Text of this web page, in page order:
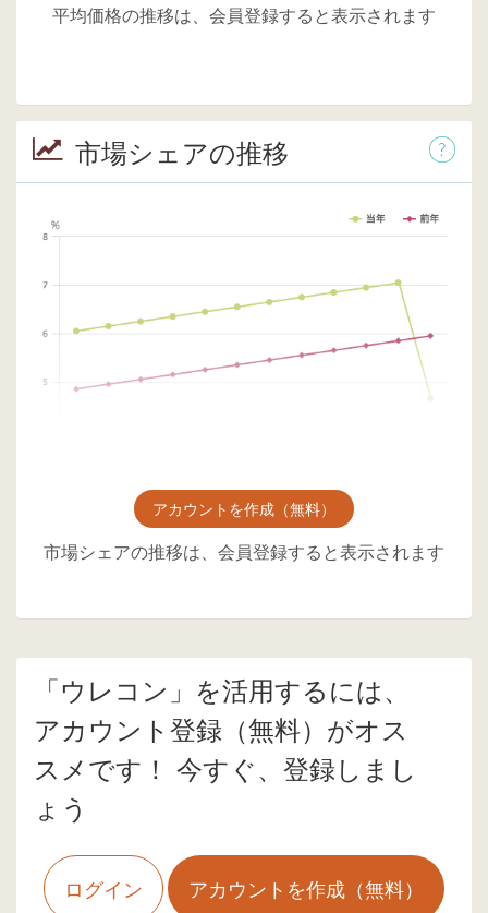
平均価格の推移は、会員登録すると表示されます
市場シェアの推移
アカウントを作成（無料）
市場シェアの推移は、会員登録すると表示されます
「ウレコン」を活用するには、
アカウント登録（無料）がオス
スメです！ 今すぐ、登録しまし
ょう
ログイン アカウントを作成（無料）